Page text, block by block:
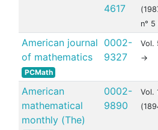
4617
n° 5
American journal
of mathematics
PCMath
0002-
9327
Vol.
->
American
mathematical
monthly (The)
0002-
9890
Vol.